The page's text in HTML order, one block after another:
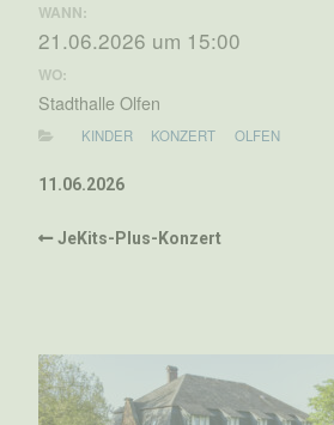
WANN:
21.06.2026 um 15:00
WO:
Stadthalle Olfen
KINDER KONZERT OLFEN
11.06.2026
JeKits-Plus-Konzert